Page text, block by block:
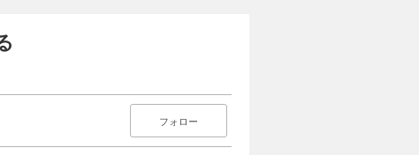
フォロー